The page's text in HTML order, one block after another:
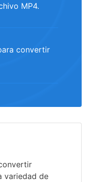
MP4.
convertir
variedad de